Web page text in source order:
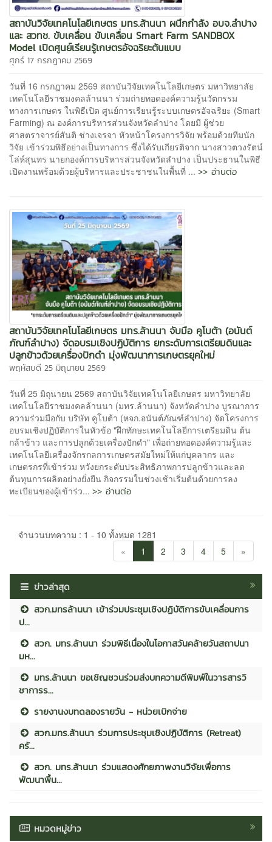
สถาบันวิจัยเทคโนโลยีเกษตร มทร.ล้านนา ผนึกกำลัง อบจ.ลำปาง
และ สวทช. ขับเคลื่อน ขับเคลื่อน Smart Farm SANDBOX
Model เปิดศูนย์เรียนรู้เกษตรอัจฉริยะต้นแบบ
ศุกร์ 17 กรกฎาคม 2569
วันที่ 16 กรกฎาคม 2569 สถาบันวิจัยเทคโนโลยีเกษตร มหาวิทยาลัย
เทคโนโลยีราชมงคลล้านนา ร่วมถ่ายทอดองค์ความรู้นวัตกรรม
ทางการเกษตร ในพิธีเปิด ศูนย์การเรียนรู้ระบบเกษตรอัจฉริยะ (Smart
Farming) ณ องค์การบริหารส่วนจังหวัดลำปาง โดยมี ผู้ช่วย
ศาสตราจารย์สันติ ช่างเจรจา หัวหน้าโครงการวิจัย พร้อมด้วยทีมนัก
วิจัย เข้าร่วมพิธีอย่างเป็นทางการ ซึ่งได้รับเกียรติจาก นางสาวตวงรัตน์
โล่ห์สุนทร นายกองค์การบริหารส่วนจังหวัดลำปาง เป็นประธานในพิธี
เปิดงานพร้อมด้วยผู้บริหารและประชาชนในพื้นที่ ... >> อ่านต่อ
สถาบันวิจัยเทคโนโลยีเกษตร มทร.ล้านนา จับมือ คูโบต้า (อนันต์
ภัณฑ์ลำปาง) จัดอบรมเชิงปฏิบัติการ ยกระดับการเตรียมดินและ
ปลูกข้าวด้วยเครื่องปักดำ มุ่งพัฒนาการเกษตรยุคใหม่
พฤหัสบดี 25 มิถุนายน 2569
วันที่ 25 มิถุนายน 2569 สถาบันวิจัยเทคโนโลยีเกษตร มหาวิทยาลัย
เทคโนโลยีราชมงคลล้านนา (มทร.ล้านนา) จังหวัดลำปาง บูรณาการ
ความร่วมมือกับ บริษัท คูโบต้า (หจก.อนันต์ภัณฑ์ลำปาง) จัดโครงการ
อบรมเชิงปฏิบัติการในหัวข้อ "ฝึกทักษะเทคโนโลยีการเตรียมดิน ต้น
กล้าข้าว และการปลูกด้วยเครื่องปักดำ" เพื่อถ่ายทอดองค์ความรู้และ
เทคโนโลยีเครื่องจักรกลการเกษตรสมัยใหม่ให้แก่บุคลากร และ
เกษตรกรที่เข้าร่วม หวังยกระดับประสิทธิภาพการปลูกข้าวและลด
ต้นทุนการผลิตอย่างยั่งยืน กิจกรรมในช่วงเช้าเริ่มต้นด้วยการลง
ทะเบียนของผู้เข้าร่ว... >> อ่านต่อ
จำนวนบทความ : 1 - 10 ทั้งหมด 1281
«
1 2 3 4 5 »
ข่าวล่าสุด
สวก.มทรล้านนา เข้าร่วมประชุมเชิงปฏิบัติการขับเคลื่อนการ
ป...
สวก. มทร.ล้านนา ร่วมพิธีเนื่องในโอกาสวันคล้ายวันสถาปนา
มห...
มทร.ล้านนา ขอเชิญชวนร่วมส่งบทความตีพิมพ์ในวารสารวิ
ชาการร...
รายงานงบทดลองรายวัน - หน่วยเบิกจ่าย
สวก.มทร.ล้านนา ร่วมการประชุมเชิงปฏิบัติการ (Retreat)
ครั...
สวก. มทร.ล้านนา ร่วมแสดงศักยภาพงานวิจัยเพื่อการ
พัฒนาพื้น...
หมวดหมู่ข่าว